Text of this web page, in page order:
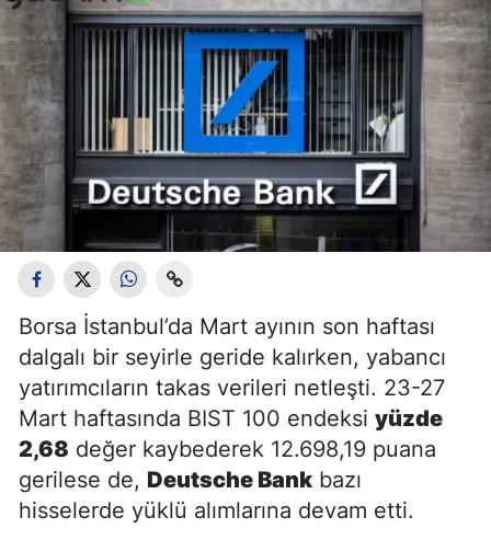
Borsa İstanbul’da Mart ayının son haftası
dalgalı bir seyirle geride kalırken, yabancı
yatırımcıların takas verileri netleşti. 23-27
Mart haftasında BIST 100 endeksi yüzde
2,68 değer kaybederek 12.698,19 puana
gerilese de, Deutsche Bank bazı
hisselerde yüklü alımlarına devam etti.